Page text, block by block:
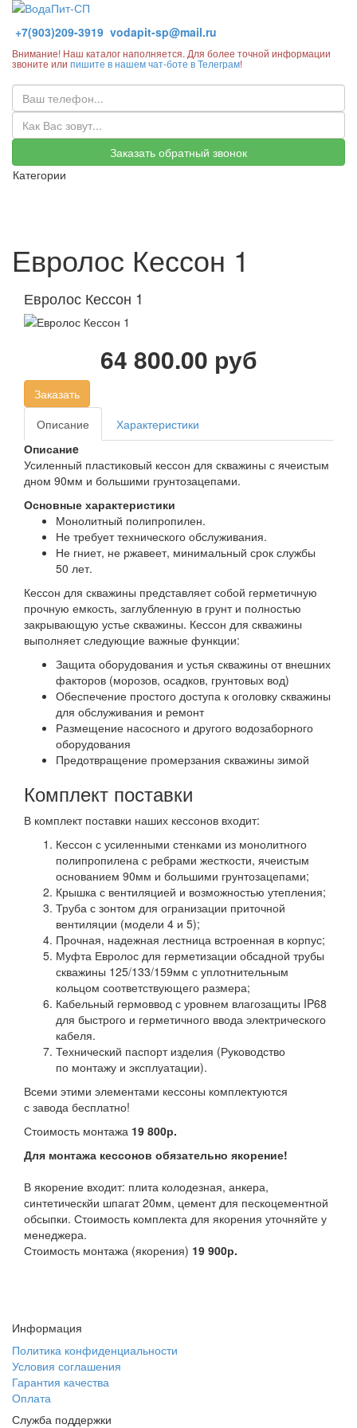
+7(903)209-3919 vodapit-sp@mail.ru
Внимание! Наш каталог наполняется. Для более точной информации
звоните или пишите в нашем чат-боте в Телеграм!
Заказать обратный звонок
Категории
Евролос Кессон 1
Евролос Кессон 1
64 800.00 руб
Заказать
Описание
Характеристики
Описаниe
Усиленный пластиковый кессон для скважины с ячеистым
дном 90мм и большими грунтозацепами.
Основные характеристики
Монолитный полипропилен.
Не требует технического обслуживания.
Не гниет, не ржавеет, минимальный срок службы
50 лет.
Кессон для скважины представляет собой герметичную
прочную емкость, заглубленную в грунт и полностью
закрывающую устье скважины. Кессон для скважины
выполняет следующие важные функции:
Защита оборудования и устья скважины от внешних
факторов (морозов, осадков, грунтовых вод)
Обеспечение простого доступа к оголовку скважины
для обслуживания и ремонт
Размещение насосного и другого водозаборного
оборудования
Предотвращение промерзания скважины зимой
Комплект поставки
В комплект поставки наших кессонов входит:
Кессон с усиленными стенками из монолитного
полипропилена с ребрами жесткости, ячеистым
основанием 90мм и большими грунтозацепами;
Крышка с вентиляцией и возможностью утепления;
Труба с зонтом для огранизации приточной
вентиляции (модели 4 и 5);
Прочная, надежная лестница встроенная в корпус;
Муфта Евролос для герметизации обсадной трубы
скважины 125/133/159мм с уплотнительным
кольцом соответствующего размера;
Кабельный гермоввод с уровнем влагозащиты IP68
для быстрого и герметичного ввода электрического
кабеля.
Технический паспорт изделия (Руководство
по монтажу и эксплуатации).
Всеми этими элементами кессоны комплектуются
с завода бесплатно!
Стоимость монтажа 19 800р.
Для монтажа кессонов обязательно якорение!
В якорение входит: плита колодезная, анкера,
синтетическйи шпагат 20мм, цемент для пескоцементной
обсыпки. Стоимость комплекта для якорения уточняйте у
менеджера.
Стоимость монтажа (якорения) 19 900р.
Информация
Политика конфиденциальности
Условия соглашения
Гарантия качества
Оплата
Служба поддержки